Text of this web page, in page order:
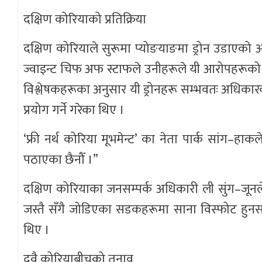
दक्षिण कोरियाको प्रतिक्रिया
दक्षिण कोरियाले सुरूमा प्योङयाङमा ड्रोन
ज्वाइन्ट चिफ अफ स्टाफले उनीहरूले यी आरोपहरूको
विश्लेषकहरूका अनुसार यी ड्रोनहरू सम्भवतः
प्रयोग गर्ने गरेका थिए ।
‘फ्री नर्थ कोरिया मूभमेन्ट’ का नेता पार्क
पठाएका छैनौँ ।”
दक्षिण कोरियाका जनसम्पर्क अधिकारी ली
जस्तै सँगै जोडिएका सडकहरूमा साना विस्फोट
थिए ।